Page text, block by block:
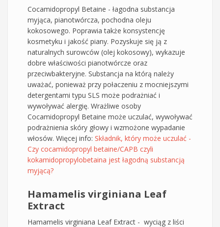
Cocamidopropyl Betaine - łagodna substancja
myjąca, pianotwórcza, pochodna oleju
kokosowego. Poprawia także konsystencję
kosmetyku i jakość piany. Pozyskuje się ją z
naturalnych surowców (olej kokosowy), wykazuje
dobre właściwości pianotwórcze oraz
przeciwbakteryjne. Substancja na którą należy
uważać, ponieważ przy połaczeniu z mocniejszymi
detergentami typu SLS może podrażniać i
wywoływać alergię. Wrażliwe osoby
Cocamidopropyl Betaine może uczulać, wywoływać
podrażnienia skóry głowy i wzmożone wypadanie
włosów. Więcej info: Składnik, który może uczulać -
Czy cocamidopropyl betaine/CAPB czyli
kokamidopropylobetaina jest łagodną substancją
myjącą?
Hamamelis virginiana Leaf
Extract
Hamamelis virginiana Leaf Extract - wyciąg z liści